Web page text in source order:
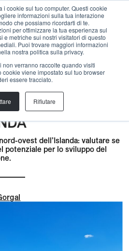
i cookie sul tuo computer. Questi cookie
informazioni sulla tua interazione
che possiamo ricordarti di te.
per ottimizzare la tua esperienza sul
e metriche sui nostri visitatori di questo
Puoi trovare maggiori informazioni
nostra politica sulla privacy.
non verranno raccolte quando visiti
viene impostato sul tuo browser
essere tracciato.
Rifiutare
Menu
,Coesistenza,Sostenibilità
,Aree urbane,
POTENZIALE E
NORD-
ovest dell’Islanda: valutare se
potenziale per lo sviluppo del